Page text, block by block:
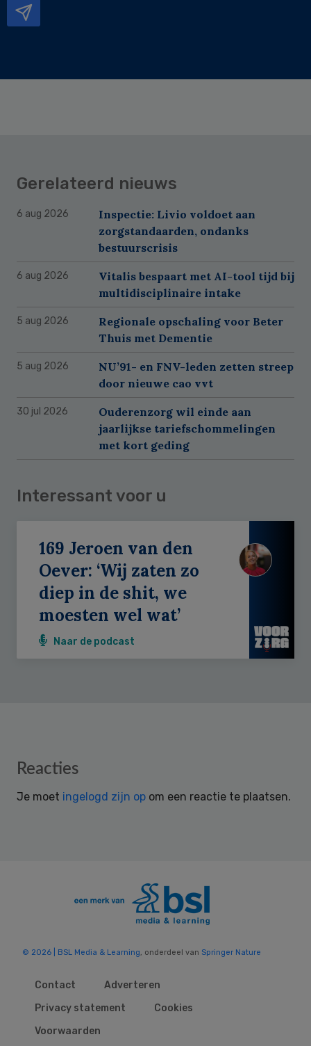
Gerelateerd nieuws
6 aug 2026
Inspectie: Livio voldoet aan
zorgstandaarden, ondanks
bestuurscrisis
6 aug 2026
Vitalis bespaart met AI-tool tijd bij
multidisciplinaire intake
5 aug 2026
Regionale opschaling voor Beter
Thuis met Dementie
5 aug 2026
NU’91- en FNV-leden zetten streep
door nieuwe cao vvt
30 jul 2026
Ouderenzorg wil einde aan
jaarlijkse tariefschommelingen
met kort geding
Interessant voor u
169 Jeroen van den
Oever: ‘Wij zaten zo
diep in de shit, we
moesten wel wat’
Naar de podcast
Reader
Reacties
Je moet ingelogd zijn op om een reactie te plaatsen.
© 2026 | BSL Media & Learning, onderdeel van Springer Nature
Contact
Adverteren
Privacy statement
Cookies
Voorwaarden